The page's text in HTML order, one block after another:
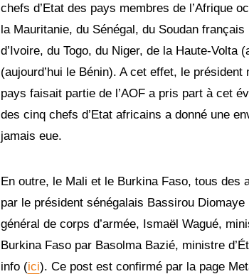
chefs d’Etat des pays membres de l’Afrique
la Mauritanie, du Sénégal, du Soudan
d’Ivoire, du Togo, du Niger, de la Haute-Volta
(aujourd’hui le Bénin). A cet effet, le
pays faisait partie de l’AOF a pris part à cet
des cinq chefs d’Etat africains a donné une
jamais eue.
En outre, le Mali et le Burkina Faso, tous des
par le président sénégalais Bassirou
général de corps d’armée, Ismaël Wagué,
Burkina Faso par Basolma Bazié, ministre
info (ici). Ce post est confirmé par la page